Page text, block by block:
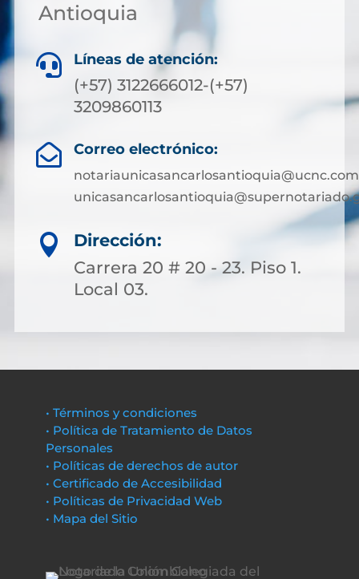
Antioquia
 Líneas de atención:
(+57) 3122666012-(+57)
3209860113
 Correo electrónico:

Dirección:
Carrera 20 # 20 - 23. Piso 1.
Local 03.
• Términos y condiciones
• Política de Tratamiento de Datos
Personales
• Políticas de derechos de autor
• Certificado de Accesibilidad
• Políticas de Privacidad Web
• Mapa del Sitio